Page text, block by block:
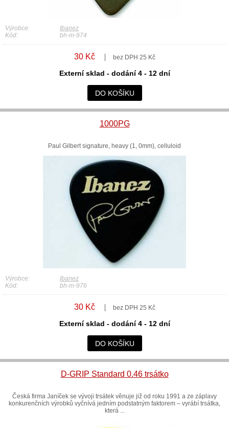
Výrobce:
Ibanez
Kód:
bh-m-974
30 Kč bez DPH 25 Kč
Externí sklad - dodání 4 - 12 dní
DO KOŠÍKU
1000PG
Paul Gilbert signature, heavy (1, 0mm), celluloid
Výrobce:
Ibanez
Kód:
bh-m-976
30 Kč bez DPH 25 Kč
Externí sklad - dodání 4 - 12 dní
DO KOŠÍKU
D-GRIP Standard 0.46 trsátko
Česká firma Janíček se vývoji trsátek věnuje již od roku 1991 a ze záplavy
konkurenčních výrobků vyčnívá jedním podstatným faktorem – vyrábí trsátka,
která ...